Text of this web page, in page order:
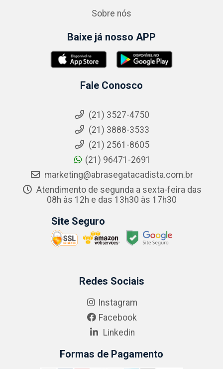
Sobre nós
Baixe já nosso APP
Fale Conosco
(21) 3527-4750
(21) 3888-3533
(21) 2561-8605
(21) 96471-2691
marketing@abrasegatacadista.com.br
Atendimento de segunda a sexta-feira das
08h às 12h e das 13h30 às 17h30
Site Seguro
Redes Sociais
Instagram
Facebook
Linkedin
Formas de Pagamento